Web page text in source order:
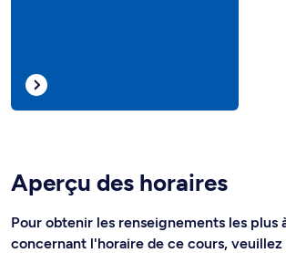
Aperçu des horaires
Pour obtenir les renseignements les plus
concernant l'horaire de ce cours,